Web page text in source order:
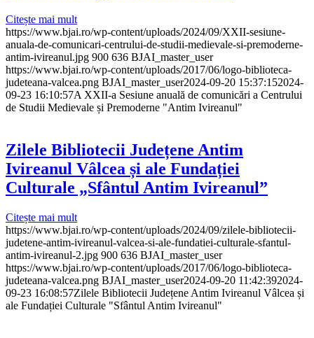
Citește mai mult
https://www.bjai.ro/wp-content/uploads/2024/09/XXII-sesiune-
anuala-de-comunicari-centrului-de-studii-medievale-si-premoderne-
antim-ivireanul.jpg 900 636 BJAI_master_user
https://www.bjai.ro/wp-content/uploads/2017/06/logo-biblioteca-
judeteana-valcea.png BJAI_master_user2024-09-20 15:37:152024-
09-23 16:10:57A XXII-a Sesiune anuală de comunicări a Centrului
de Studii Medievale și Premoderne "Antim Ivireanul"
Zilele Bibliotecii Județene Antim
Ivireanul Vâlcea și ale Fundației
Culturale „Sfântul Antim Ivireanul”
Citește mai mult
https://www.bjai.ro/wp-content/uploads/2024/09/zilele-bibliotecii-
judetene-antim-ivireanul-valcea-si-ale-fundatiei-culturale-sfantul-
antim-ivireanul-2.jpg 900 636 BJAI_master_user
https://www.bjai.ro/wp-content/uploads/2017/06/logo-biblioteca-
judeteana-valcea.png BJAI_master_user2024-09-20 11:42:392024-
09-23 16:08:57Zilele Bibliotecii Județene Antim Ivireanul Vâlcea și
ale Fundației Culturale "Sfântul Antim Ivireanul"